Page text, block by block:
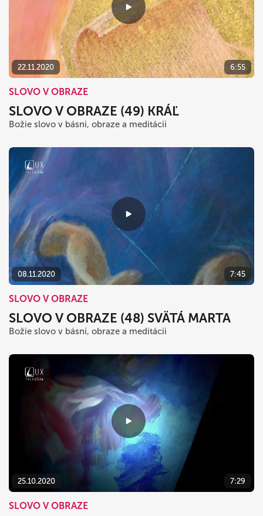
22.11.2020 6:55
SLOVO V OBRAZE
SLOVO V OBRAZE (49) KRÁĽ
Božie slovo v básni, obraze a meditácii
08.11.2020 7:45
SLOVO V OBRAZE
SLOVO V OBRAZE (48) SVÄTÁ MARTA
Božie slovo v básni, obraze a meditácii
25.10.2020 7:29
SLOVO V OBRAZE